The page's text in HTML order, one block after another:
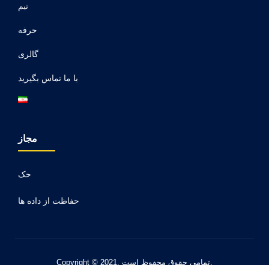
مجاز
حک
حفاظت از داده ها
تیم
حرفه
گالری
با ما تماس بگیرید